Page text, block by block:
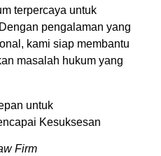
terpercaya untuk
pengalaman yang
kami siap membantu
masalah hukum yang
untuk
Kesuksesan
Firm